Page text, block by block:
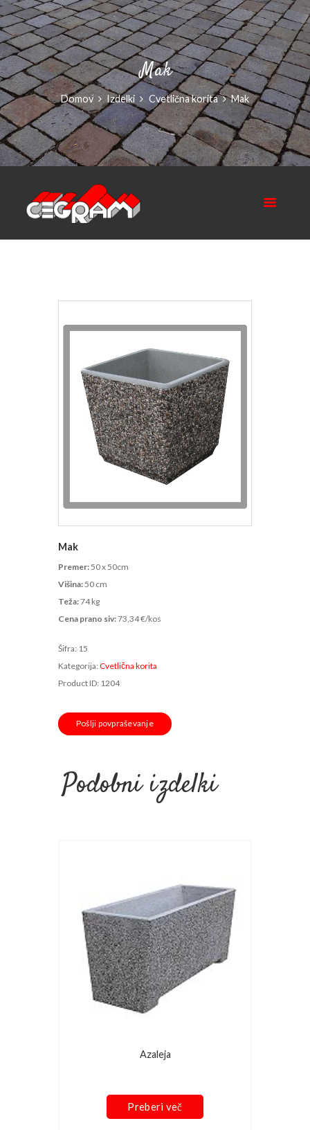
Mak
Domov Izdelki Cvetlična korita Mak
Mak
Premer: 50 x 50cm
Višina: 50 cm
Teža:74 kg
Cena prano siv:73,34 €/kos
Šifra: 15
Kategorija: Cvetlična korita
Product ID: 1204
Pošlji povpraševanje
Podobni izdelki
Azaleja
Preberi več